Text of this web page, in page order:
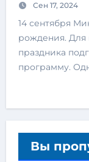
Сен 17, 2024
14 сентября Минск отметил свой 957-й день
рождения. Для
праздника
программу.
Вы